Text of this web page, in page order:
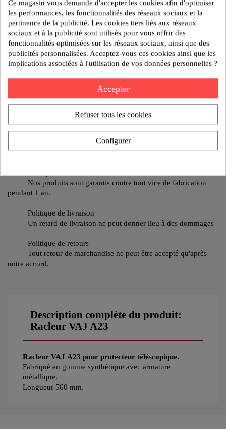
Différents profils permettent leur adaptation à vos besoins courants.
Il est aussi possible de les découper et de les assembler pour réaliser des
formes particulières suivant vos besoins.
Les profils de type “bis” sont prévus pour être installés par dessus les
racleurs pour assurer une meilleure protection.
Modèle : RACLEUR A23 LONG 560 mm
Poids:0.01 kg
Reference:63 35 02630
AJOUTER AU DEVIS
Nos produits sont garantis contre tout vice de fabrication
pendant 1 an.
Politique de livraison
Un retard de livraison ne peut donner lieu à des dommages
Politique de retours
Tout retour de marchandise ne peut être accepté qu'après
notre accord.
Description complète du produit:
Racleur VAJ A23
Racleur VAJ A23 pour protecteur téléscopique.
Fabriqué en gomme synthétique avec armature
métallique.
Longueur 560 mm.
Ce magasin vous demande d'accepter les cookies afin d'optimiser
les performances, les fonctionnalités des réseaux sociaux et la
pertinence de la publicité. Les cookies tiers liés aux réseaux
sociaux et à la publicité sont utilisés pour vous offrir des
fonctionnalités optimisées sur les réseaux sociaux, ainsi que des
publicités personnalisées. Acceptez-vous ces cookies ainsi que les
implications associées à l'utilisation de vos données personnelles ?
Accepter
Refuser tous les cookies
Configurer